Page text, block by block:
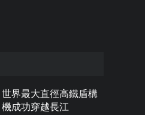
世界最大直徑高鐵盾構
機成功穿越長江